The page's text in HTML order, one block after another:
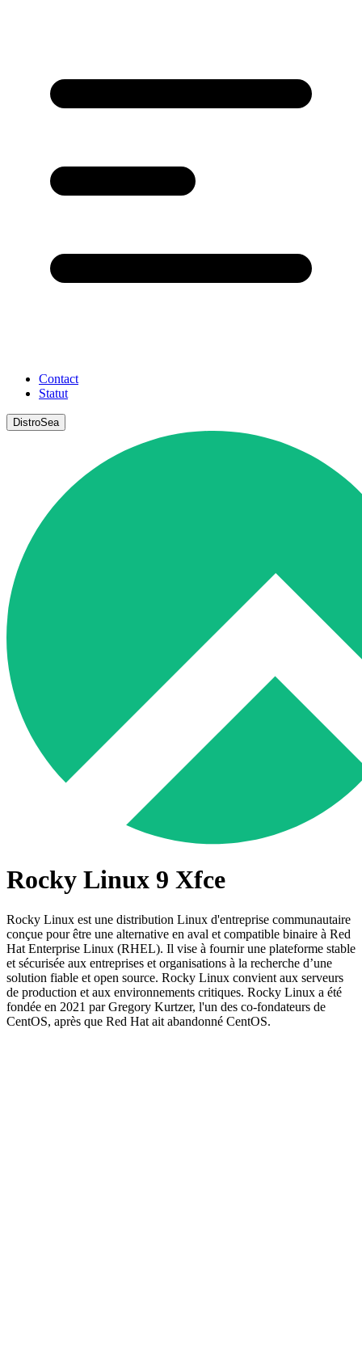
Contact
Statut
DistroSea
Rocky Linux 9 Xfce
Rocky Linux est une distribution Linux d'entreprise communautaire
conçue pour être une alternative en aval et compatible binaire à Red
Hat Enterprise Linux (RHEL). Il vise à fournir une plateforme stable
et sécurisée aux entreprises et organisations à la recherche d’une
solution fiable et open source. Rocky Linux convient aux serveurs
de production et aux environnements critiques. Rocky Linux a été
fondée en 2021 par Gregory Kurtzer, l'un des co-fondateurs de
CentOS, après que Red Hat ait abandonné CentOS.